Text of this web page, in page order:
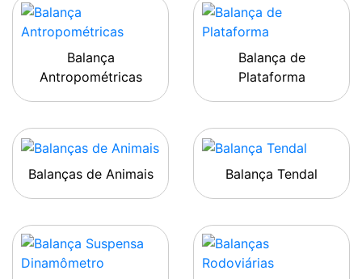
Balança
Antropométricas
Balança de
Plataforma
Balanças de Animais Balança Tendal